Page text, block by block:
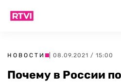
НОВОСТИ | 08.09.2021 / 15:00
Почему в России